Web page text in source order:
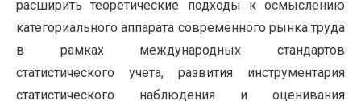
расширить теоретические подходы к осмыслению
категориального аппарата современного рынка труда
в рамках международных стандартов
статистического учета, развития инструментария
статистического наблюдения и оценивания